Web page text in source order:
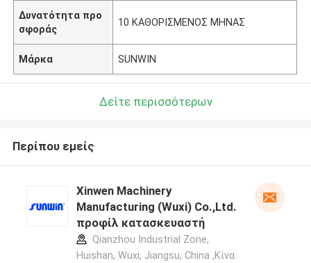
Δυνατότητα προ
σφοράς
10 ΚΑΘΟΡΙΣΜΕΝΟΣ ΜΗΝΑΣ
Μάρκα SUNWIN
Δείτε περισσότερων
Περίπου εμείς
Xinwen Machinery
Manufacturing (Wuxi) Co.,Ltd.
προφίλ κατασκευαστή
Qianzhou Industrial Zone,
Huishan, Wuxi, Jiangsu, China ,Κίνα